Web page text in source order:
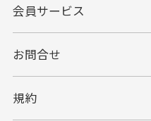
代金引換
代引手数料一律400円
会員サービス
お問合せ
規約